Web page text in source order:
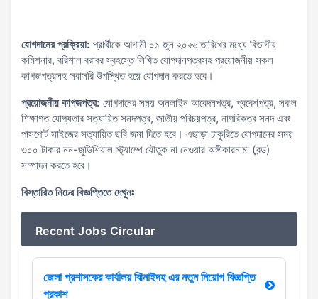
যোগদানের প্রক্রিয়া: প্রার্থীকে আগামী ০১ জুন ২০২৬ তারিখের মধ্যে বিভাগীয়
কমিশনার, বরিশাল বরাবর স্বহস্তে লিখিত যোগদানপত্রসহ প্রয়োজনীয় সকল
কাগজপত্রসহ সরাসরি উপস্থিত হয়ে যোগদান করতে হবে।
প্রয়োজনীয় কাগজপত্র: যোগদানের সময় অনলাইন আবেদনপত্র, প্রবেশপত্র, সকল
শিক্ষাগত যোগ্যতার সত্যায়িত সনদপত্র, জাতীয় পরিচয়পত্র, নাগরিকত্ব সনদ এবং
পাসপোর্ট সাইজের সত্যায়িত ছবি জমা দিতে হবে। এছাড়া চাকুরিতে যোগদানের সময়
৩০০ টাকার নন-জুডিশিয়াল স্ট্যাম্পে যৌতুক না নেওয়ার অঙ্গীকারনামা (বন্ড)
সম্পাদন করতে হবে।
বিস্তারিত নিচের বিজ্ঞপ্তিতে দেখুনঃ
Recent Jobs Circular
জেলা প্রশাসকের কার্যালয় ঝিনাইদহ এর নতুন নিয়োগ বিজ্ঞপ্তি
প্রকাশ